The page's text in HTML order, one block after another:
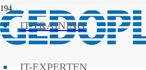
IT-TRAINING
IT-EXPERTEN